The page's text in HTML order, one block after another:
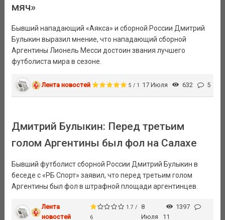
мяч»
Бывший нападающий «Аякса» и сборной России Дмитрий
Булыкин выразил мнение, что нападающий сборной
Аргентины Лионель Месси достоин звания лучшего
футболиста мира в сезоне.
Лента новостей 5 / 1 17 Июля 632 5
Дмитрий Булыкин: Перед третьим
голом Аргентины был фол на Салахе
Бывший футболист сборной России Дмитрий Булыкин в
беседе с «РБ Спорт» заявил, что перед третьим голом
Аргентины был фол в штрафной площади аргентинцев.
Лента
новостей
1.7 /
6
8
Июля
1397
11